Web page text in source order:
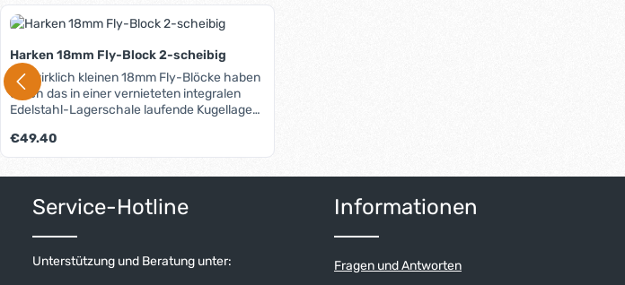
Produktgalerie überspringen
Harken 18mm Fly-Block 2-scheibig
Die wirklich kleinen 18mm Fly-Blöcke haben
durch das in einer vernieteten integralen
Edelstahl-Lagerschale laufende Kugellager
hochfestem Nylon ein optimales Verhältnis
aus Festigkeit und Gewicht. Die extrem
niedrig bauenden Blöcke der Fly-Serie
aus Spectra® weder Kopfbolzen noch
außergewöhnlich leicht. Die 18mm-Blöcke
nehmen Leinendurchmesser bis 5mm auf.
Verwendungsbeispiele: - Strecker -
Regulärer Preis:
€49.40
Service-Hotline
Unterstützung und Beratung unter:
Informationen
Fragen und Antworten